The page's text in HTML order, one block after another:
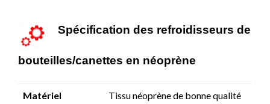
Spécification des refroidisseurs de
bouteilles/canettes en néoprène
Matériel Tissu néoprène de bonne qualité